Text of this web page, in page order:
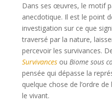
Dans ses œuvres, le motif
anecdotique. Il est le point
investigation sur ce que
traversé par la nature,
percevoir les survivances.
Survivancesou Biome sous
pensée qui dépasse la
quelque chose de l’ordre
le vivant.